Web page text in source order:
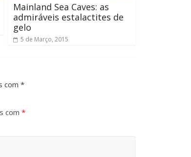
Mainland Sea Caves: as
admiráveis estalactites de
gelo
5 de Março, 2015
com *
com *